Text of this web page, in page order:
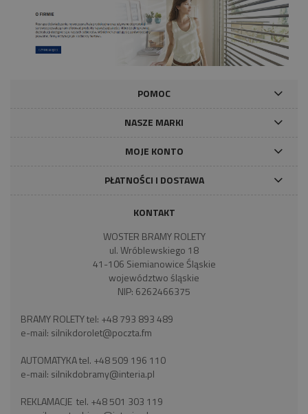
POMOC
NASZE MARKI
MOJE KONTO
PŁATNOŚCI I DOSTAWA
KONTAKT
WOSTER BRAMY ROLETY
ul. Wróblewskiego 18
41-106 Siemianowice Śląskie
województwo śląskie
NIP: 6262466375
BRAMY ROLETY tel: +48 793 893 489
e-mail: silnikdorolet@poczta.fm
AUTOMATYKA tel. +48 509 196 110
e-mail: silnikdobramy@interia.pl
REKLAMACJE tel. +48 501 303 119